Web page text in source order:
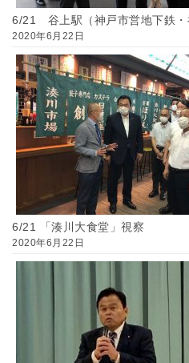
6/21 谷上駅（神戸市営地下鉄・
2020年6月22日
6/21 「湊川大食堂」視察
2020年6月22日